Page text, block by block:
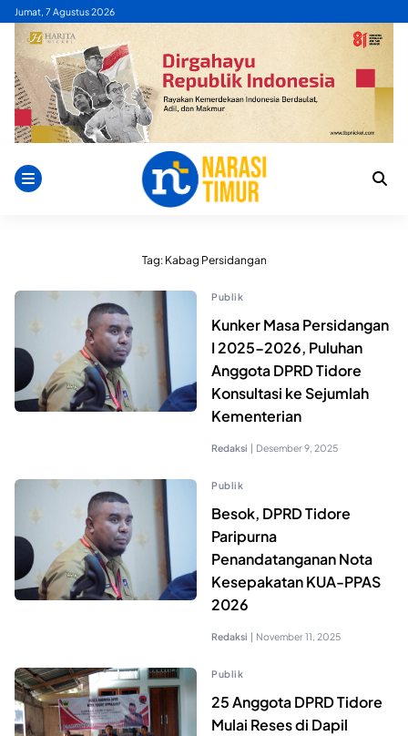
Skip
content
Jumat, 7 Agustus 2026
Tag: Kabag Persidangan
Publik
Kunker Masa Persidangan
I 2025-2026, Puluhan
Anggota DPRD Tidore
Konsultasi ke Sejumlah
Kementerian
Redaksi | Desember 9, 2025
Publik
Besok, DPRD Tidore
Paripurna
Penandatanganan Nota
Kesepakatan KUA-PPAS
2026
Redaksi | November 11, 2025
Publik
25 Anggota DPRD Tidore
Mulai Reses di Dapil